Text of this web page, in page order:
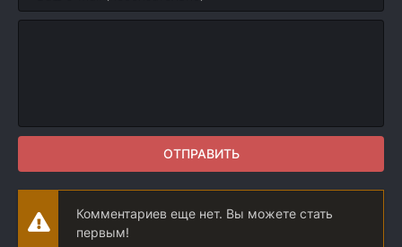
ОТПРАВИТЬ
Комментариев еще нет. Вы можете стать
первым!